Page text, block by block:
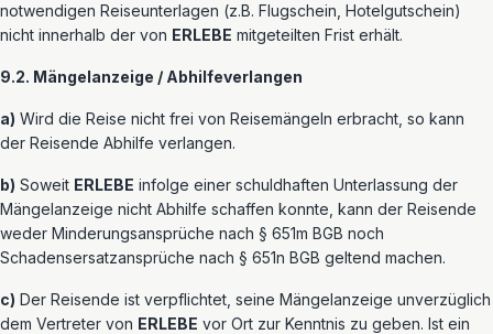
notwendigen Reiseunterlagen (z.B. Flugschein, Hotelgutschein)
nicht innerhalb der von ERLEBE mitgeteilten Frist erhält.
9.2. Mängelanzeige / Abhilfeverlangen
a) Wird die Reise nicht frei von Reisemängeln erbracht, so kann
der Reisende Abhilfe verlangen.
b) Soweit ERLEBE infolge einer schuldhaften Unterlassung der
Mängelanzeige nicht Abhilfe schaffen konnte, kann der Reisende
weder Minderungsansprüche nach § 651m BGB noch
Schadensersatzansprüche nach § 651n BGB geltend machen.
c) Der Reisende ist verpflichtet, seine Mängelanzeige unverzüglich
dem Vertreter von ERLEBE vor Ort zur Kenntnis zu geben. Ist ein